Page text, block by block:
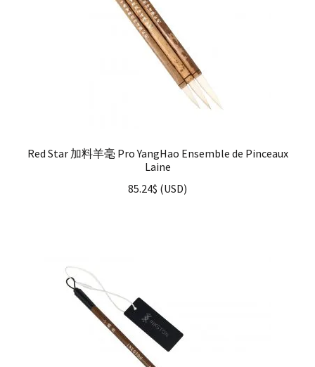
Red Star 加料羊毫 Pro YangHao Ensemble de Pinceaux
Laine
85.24$ (USD)